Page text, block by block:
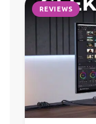
REVIEWS